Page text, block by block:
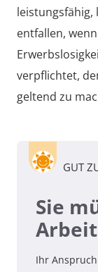
leistungsfähig,
entfallen,
verpflichtet,
geltend zu
GUT
Sie
Ihr